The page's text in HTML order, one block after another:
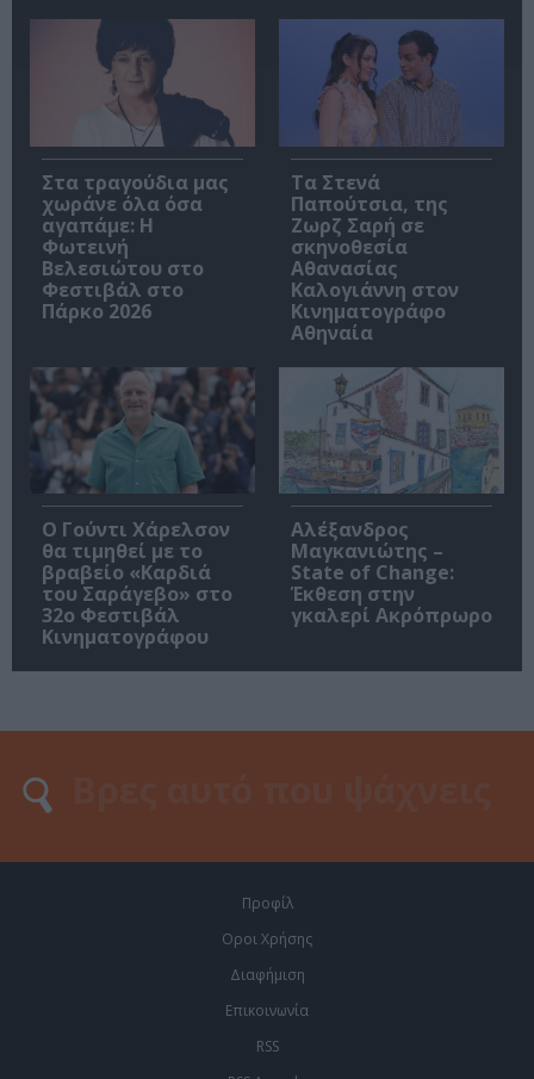
Στα τραγούδια μας
χωράνε όλα όσα
αγαπάμε: Η
Φωτεινή
Βελεσιώτου στο
Φεστιβάλ στο
Πάρκο 2026
Τα Στενά
Παπούτσια, της
Ζωρζ Σαρή σε
σκηνοθεσία
Αθανασίας
Καλογιάννη στον
Κινηματογράφο
Αθηναία
Ο Γούντι Χάρελσον
θα τιμηθεί με το
βραβείο «Καρδιά
του Σαράγεβο» στο
32ο Φεστιβάλ
Κινηματογράφου
Αλέξανδρος
Μαγκανιώτης –
State of Change:
Έκθεση στην
γκαλερί Ακρόπρωρο
Προφίλ
Οροι Χρήσης
Διαφήμιση
Επικοινωνία
RSS